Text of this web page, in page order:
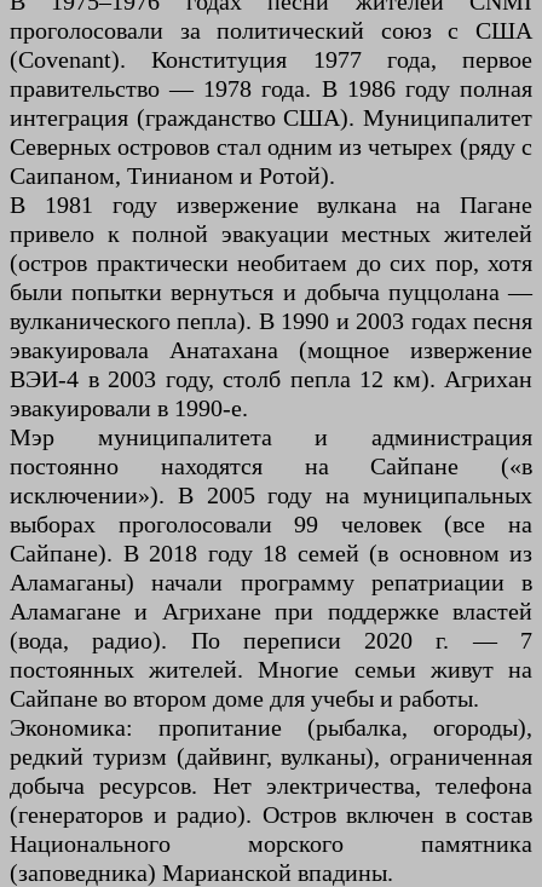
проголосовали за политический союз с США
(Covenant). Конституция 1977 года, первое
правительство — 1978 года. В 1986 году полная
интеграция (гражданство США). Муниципалитет
Северных островов стал одним из четырех (ряду с
Саипаном, Тинианом и Ротой).
В 1981 году извержение вулкана на Пагане
привело к полной эвакуации местных жителей
(остров практически необитаем до сих пор, хотя
были попытки вернуться и добыча пуццолана —
вулканического пепла). В 1990 и 2003 годах песня
эвакуировала Анатахана (мощное извержение
ВЭИ-4 в 2003 году, столб пепла 12 км). Агрихан
эвакуировали в 1990-е.
Мэр муниципалитета и администрация
постоянно находятся на Сайпане («в
исключении»). В 2005 году на муниципальных
выборах проголосовали 99 человек (все на
Сайпане). В 2018 году 18 семей (в основном из
Аламаганы) начали программу репатриации в
Аламагане и Агрихане при поддержке властей
(вода, радио). По переписи 2020 г. — 7
постоянных жителей. Многие семьи живут на
Сайпане во втором доме для учебы и работы.
Экономика: пропитание (рыбалка, огороды),
редкий туризм (дайвинг, вулканы), ограниченная
добыча ресурсов. Нет электричества, телефона
(генераторов и радио). Остров включен в состав
Национального морского памятника
(заповедника) Марианской впадины.